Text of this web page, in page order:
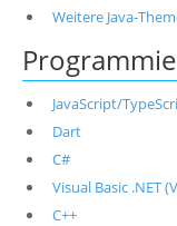
Weitere Java-
JavaScript/
Dart
C#
Visual Basic .NET
C++